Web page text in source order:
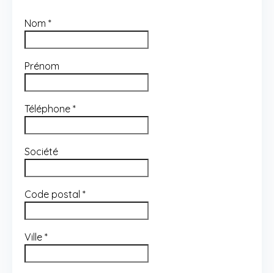
Nom *
Prénom
Téléphone *
Société
Code postal *
Ville *